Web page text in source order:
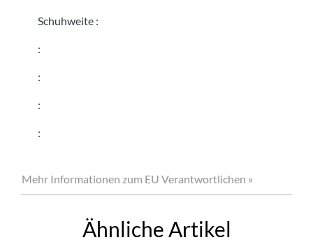
Schuhweite :
:
:
:
:
Mehr Informationen zum EU Verantwortlichen »
Ähnliche Artikel